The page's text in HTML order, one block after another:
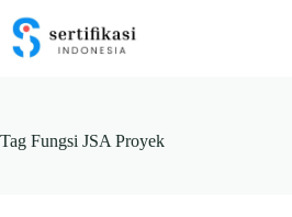
content
Tag Fungsi JSA Proyek